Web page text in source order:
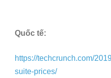
Quốc tế:
https://techcrunch.com/
suite-prices/